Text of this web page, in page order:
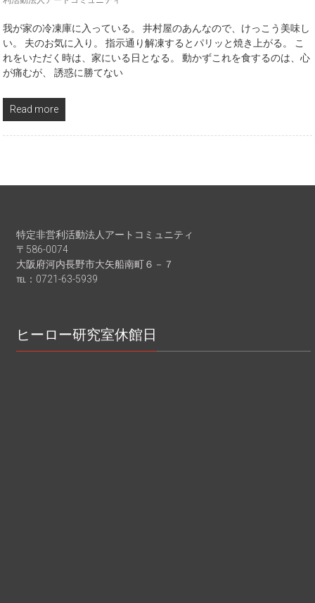
我が家の冷凍庫に入っている。 井村屋のあんなので、けっこう美味し
い。 夫のお気に入り。 指示通り解凍するとパリッと焼き上がる。 こ
れをいただく時は、家にいる日となる。 動かずこれを食するのは、心
が痛むが、 誘惑に勝てない
Read more
特定非営利活動法人アートコミュニティ
〒586-0074
大阪府河内長野市大矢船南町６－７
℡：0721-63-5939
ヒーロー研究室休館日